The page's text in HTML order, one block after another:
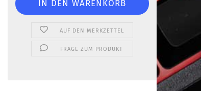
AUF DEN MERKZETTEL
FRAGE ZUM PRODUKT